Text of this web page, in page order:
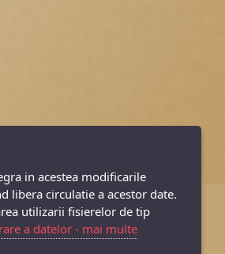
in acestea modificarile
libera circulatie a acestor date.
utilizarii fisierelor de tip
a datelor - mai multe